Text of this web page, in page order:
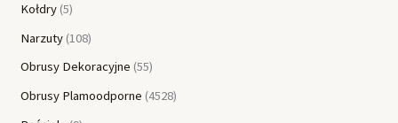
Kołdry 5
Narzuty 108
Obrusy Dekoracyjne 55
Obrusy Plamoodporne 4528